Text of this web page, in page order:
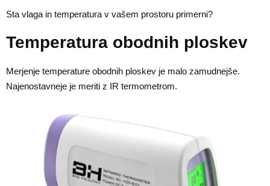
Sta vlaga in temperatura v vašem prostoru primerni?
Temperatura obodnih ploskev
Merjenje temperature obodnih ploskev je malo zamudnejše.
Najenostavneje je meriti z IR termometrom.